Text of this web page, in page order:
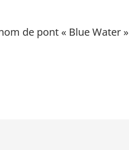
de pont « Blue Water »